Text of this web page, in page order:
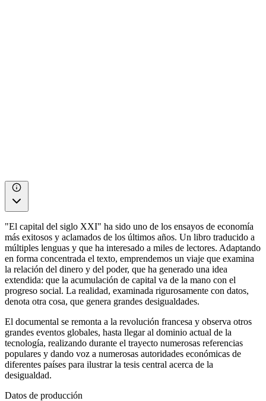
"El capital del siglo XXI" ha sido uno de los ensayos de economía
más exitosos y aclamados de los últimos años. Un libro traducido a
múltiples lenguas y que ha interesado a miles de lectores. Adaptando
en forma concentrada el texto, emprendemos un viaje que examina
la relación del dinero y del poder, que ha generado una idea
extendida: que la acumulación de capital va de la mano con el
progreso social. La realidad, examinada rigurosamente con datos,
denota otra cosa, que genera grandes desigualdades.
El documental se remonta a la revolución francesa y observa otros
grandes eventos globales, hasta llegar al dominio actual de la
tecnología, realizando durante el trayecto numerosas referencias
populares y dando voz a numerosas autoridades económicas de
diferentes países para ilustrar la tesis central acerca de la
desigualdad.
Datos de producción